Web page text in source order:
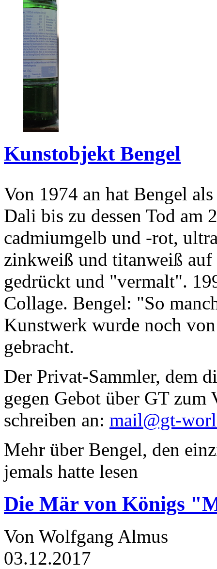
Kunstobjekt Bengel
Von 1974 an hat Bengel
Dali bis zu dessen Tod am
cadmiumgelb und -rot,
zinkweiß und titanweiß
gedrückt und "vermalt".
Collage. Bengel: "So
Kunstwerk wurde noch
gebracht.
Der Privat-Sammler, dem
gegen Gebot über GT zum
schreiben an: mail@gt-
Mehr über Bengel, den
jemals hatte lesen
Die Mär von Königs
Von Wolfgang Almus
03.12.2017